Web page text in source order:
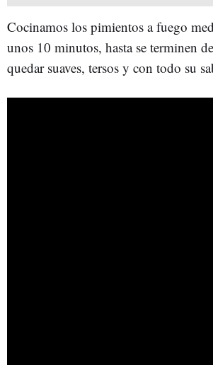
Cocinamos los pimientos a fuego
unos 10 minutos, hasta se terminen
quedar suaves, tersos y con todo su